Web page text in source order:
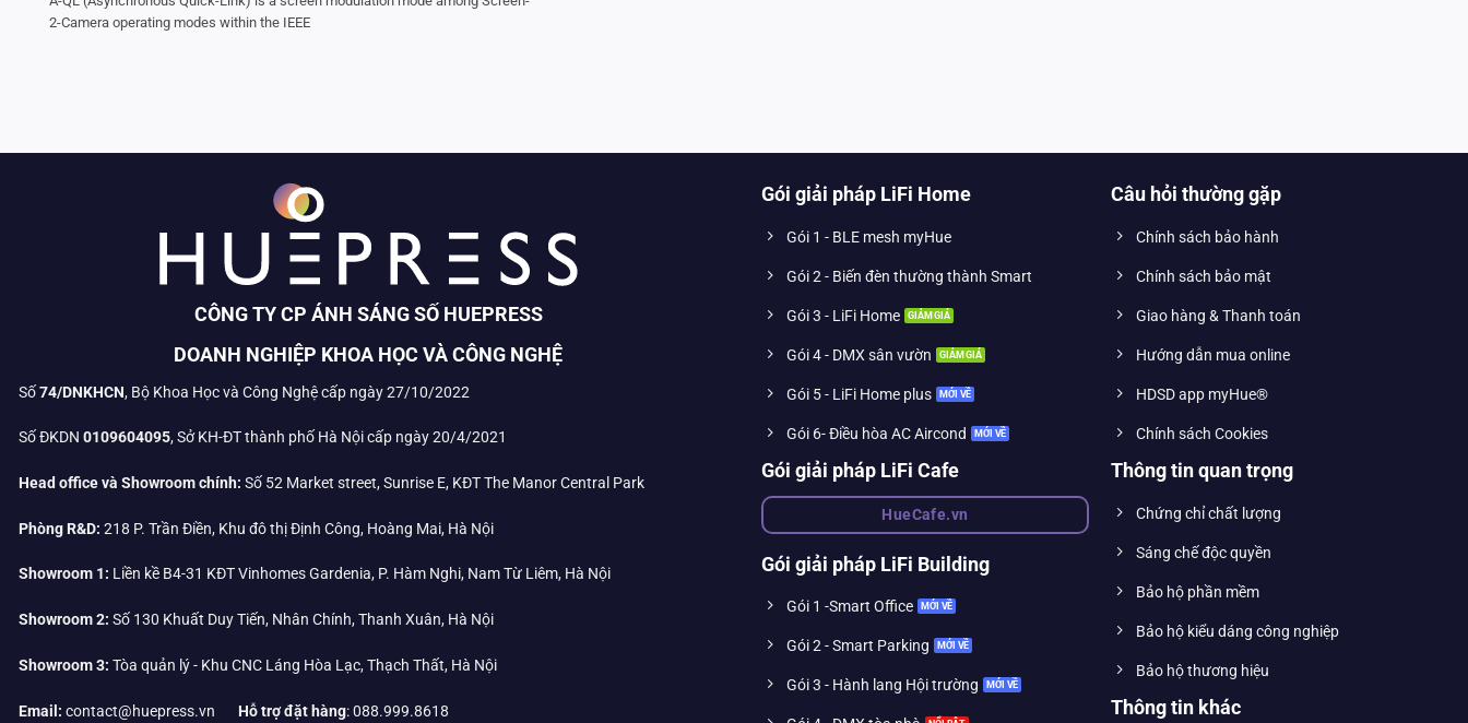
2-Camera operating modes within the IEEE
CÔNG TY CP ÁNH SÁNG SỐ HUEPRESS
DOANH NGHIỆP KHOA HỌC VÀ CÔNG NGHỆ
Số74/DNKHCN, Bộ Khoa Học và Công Nghệ cấp ngày 27/10/2022
Số ĐKDN 0109604095, Sở KH-ĐT thành phố Hà Nội cấp ngày 20/4/2021
Head office và Showroom chính: Số 52 Market street, Sunrise E, KĐT The Manor Central Park
Phòng R&D: 218 P. Trần Điền, Khu đô thị Định Công, Hoàng Mai, Hà Nội
Showroom 1: Liền kề B4-31 KĐT Vinhomes Gardenia, P. Hàm Nghi, Nam Từ Liêm, Hà Nội
Showroom 2: Số 130 Khuất Duy Tiến, Nhân Chính, Thanh Xuân, Hà Nội
Showroom 3: Tòa quản lý - Khu CNC Láng Hòa Lạc, Thạch Thất, Hà Nội
Email: contact@huepress.vn Hỗ trợ đặt hàng: 088.999.8618
Gói giải pháp LiFi Home
Gói 1 - BLE mesh myHue
Gói 2 - Biến đèn thường thành Smart
Gói 3 - LiFi Home
Gói 4 - DMX sân vườn
Gói 5 - LiFi Home plus
Gói 6- Điều hòa AC Aircond
Gói giải pháp LiFi Cafe
HueCafe.vn
Gói giải pháp LiFi Building
Gói 1 -Smart Office
Gói 2 - Smart Parking
Gói 3 - Hành lang Hội trường
Câu hỏi thường gặp
Chính sách bảo hành
Chính sách bảo mật
Giao hàng & Thanh toán
Hướng dẫn mua online
HDSD app myHue®
Chính sách Cookies
Thông tin quan trọng
Chứng chỉ chất lượng
Sáng chế độc quyền
Bảo hộ phần mềm
Bảo hộ kiểu dáng công nghiệp
Bảo hộ thương hiệu
Thông tin khác